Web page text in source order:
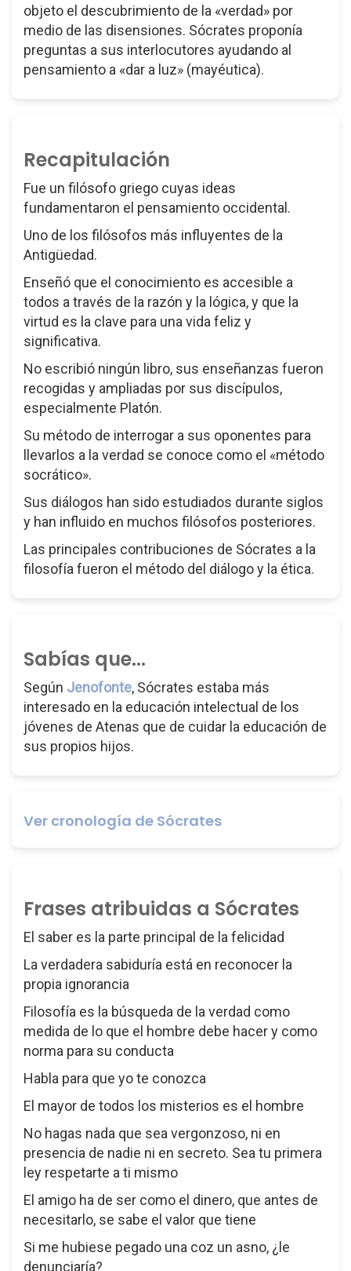
objeto el descubrimiento de la «verdad» por
medio de las disensiones. Sócrates proponía
preguntas a sus interlocutores ayudando al
pensamiento a «dar a luz» (mayéutica).
Recapitulación
Fue un filósofo griego cuyas ideas
fundamentaron el pensamiento occidental.
Uno de los filósofos más influyentes de la
Antigüedad.
Enseñó que el conocimiento es accesible a
todos a través de la razón y la lógica, y que la
virtud es la clave para una vida feliz y
significativa.
No escribió ningún libro, sus enseñanzas fueron
recogidas y ampliadas por sus discípulos,
especialmente Platón.
Su método de interrogar a sus oponentes para
llevarlos a la verdad se conoce como el «método
socrático».
Sus diálogos han sido estudiados durante siglos
y han influido en muchos filósofos posteriores.
Las principales contribuciones de Sócrates a la
filosofía fueron el método del diálogo y la ética.
Sabías que...
Según Jenofonte, Sócrates estaba más
interesado en la educación intelectual de los
jóvenes de Atenas que de cuidar la educación de
sus propios hijos.
Ver cronología de Sócrates
Frases atribuidas a Sócrates
El saber es la parte principal de la felicidad
La verdadera sabiduría está en reconocer la
propia ignorancia
Filosofía es la búsqueda de la verdad como
medida de lo que el hombre debe hacer y como
norma para su conducta
Habla para que yo te conozca
El mayor de todos los misterios es el hombre
No hagas nada que sea vergonzoso, ni en
presencia de nadie ni en secreto. Sea tu primera
ley respetarte a ti mismo
El amigo ha de ser como el dinero, que antes de
necesitarlo, se sabe el valor que tiene
Si me hubiese pegado una coz un asno, ¿le
denunciaría?